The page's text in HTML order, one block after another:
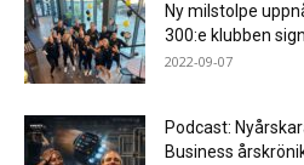
Ny milstolpe
300:e klubben
2022-09-07
Podcast:
Business